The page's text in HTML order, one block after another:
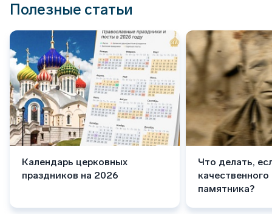
Полезные статьи
Календарь церковных
праздников на 2026
Что делать,
памятника?